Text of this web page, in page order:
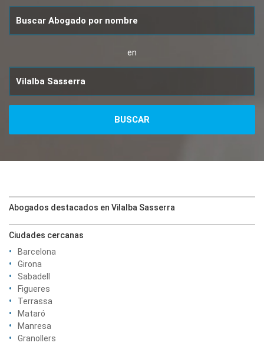
en
Abogados destacados en Vilalba Sasserra
Ciudades cercanas
Barcelona
Girona
Sabadell
Figueres
Terrassa
Mataró
Manresa
Granollers